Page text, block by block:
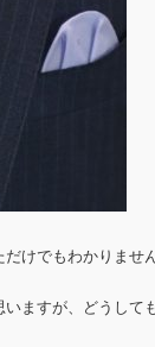
けでもわかりませ
ますが、どうして